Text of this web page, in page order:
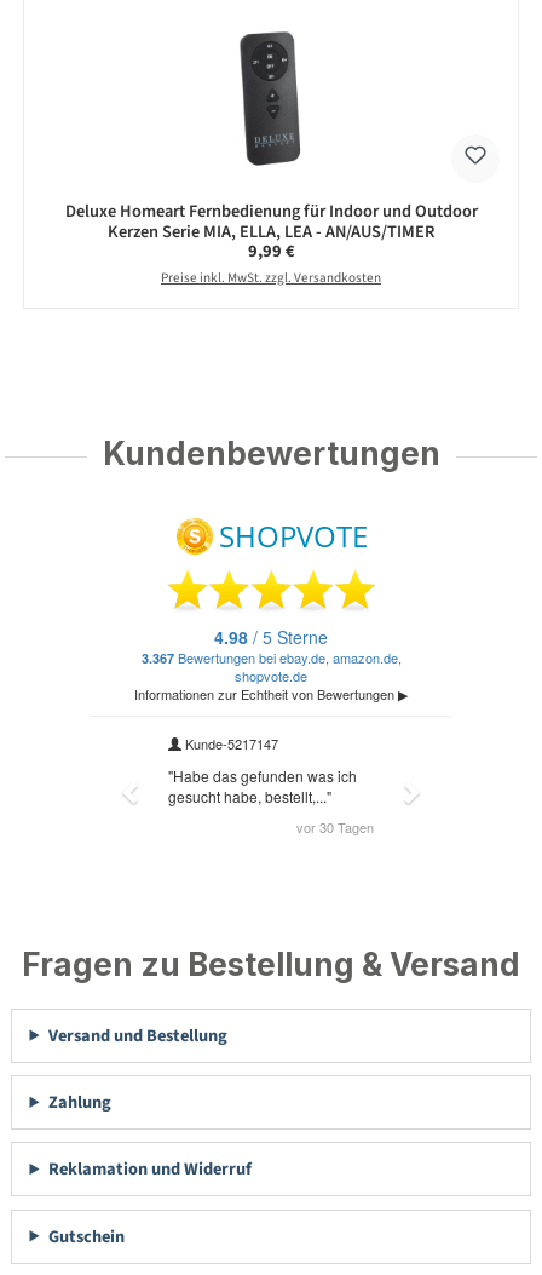
Deluxe Homeart Fernbedienung für Indoor und Outdoor
Kerzen Serie MIA, ELLA, LEA - AN/AUS/TIMER
Regulärer Preis:
9,99 €
Preise inkl. MwSt. zzgl. Versandkosten
Kundenbewertungen
Fragen zu Bestellung & Versand
Versand und Bestellung
Zahlung
Reklamation und Widerruf
Gutschein